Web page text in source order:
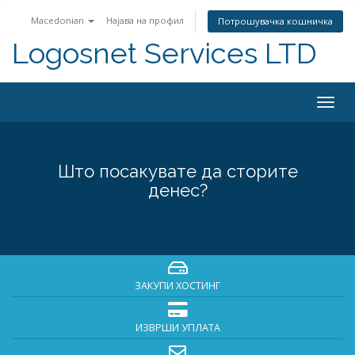
Macedonian Најава на профил Потрошувачка кошничка
Logosnet Services LTD
Што посакувате да сторите
денес?
ЗАКУПИ ХОСТИНГ
ИЗВРШИ УПЛАТА